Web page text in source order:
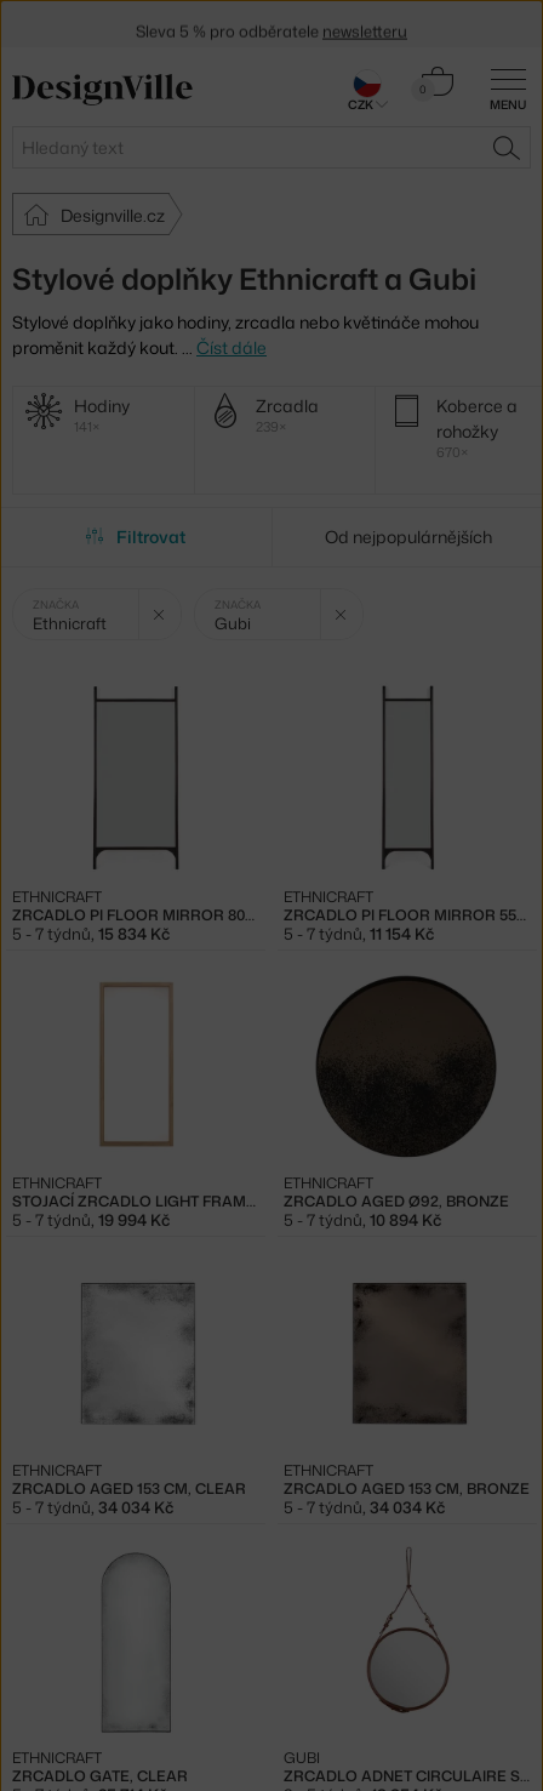
MENU
Hledat
0
Košík
Designville.cz
Stylové doplňky Ethnicraft a Gubi
Stylové doplňky jako hodiny, zrcadla nebo květináče mohou
proměnit každý kout. … Číst dále
Další
kategorie
Hodiny
141×
Zrcadla
239×
Koberce a
rohožky
670×
Filtrovat Od nejpopulárnějších
Vybrané
filtry:
ZNAČKA
Ethnicraft
ZNAČKA
Gubi
ZRCADLO PI FLOOR MIRROR 80X200, DARK BROWN
ETHNICRAFT
5 - 7 týdnů 15 834 Kč
ZRCADLO PI FLOOR MIRROR 55X190, DARK BROWN
ETHNICRAFT
5 - 7 týdnů 11 154 Kč
STOJACÍ ZRCADLO LIGHT FRAME, OAK
ETHNICRAFT
5 - 7 týdnů, 19 994 Kč
ZRCADLO AGED Ø92, BRONZE
ETHNICRAFT
5 - 7 týdnů, 10 894 Kč
ZRCADLO AGED 153 CM, CLEAR
ETHNICRAFT
5 - 7 týdnů, 34 034 Kč
ZRCADLO AGED 153 CM, BRONZE
ETHNICRAFT
5 - 7 týdnů, 34 034 Kč
ZRCADLO GATE, CLEAR
ETHNICRAFT
ZRCADLO ADNET CIRCULAIRE S, TAN
GUBI
Sleva 5 % pro odběratele newsletteru
CZK